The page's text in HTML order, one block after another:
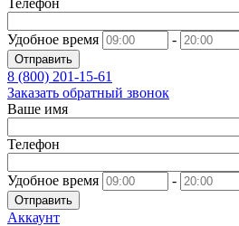
Телефон
Удобное время -
Отправить
8 (800) 201-15-61
Заказать обратный звонок
Ваше имя
Телефон
Удобное время -
Отправить
Аккаунт